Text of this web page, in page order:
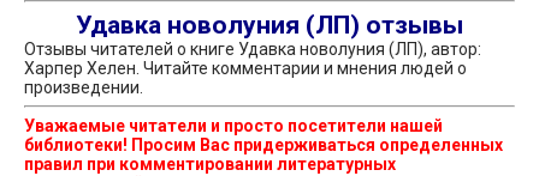
Удавка новолуния (ЛП) отзывы
Отзывы читателей о книге Удавка новолуния (ЛП), автор:
Харпер Хелен. Читайте комментарии и мнения людей о
произведении.
Уважаемые читатели и просто посетители нашей
библиотеки! Просим Вас придерживаться определенных
правил при комментировании литературных